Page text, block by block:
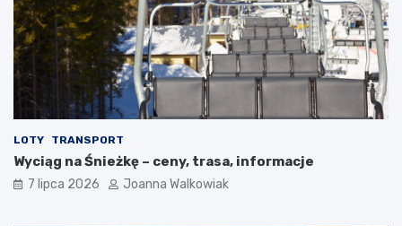
LOTY TRANSPORT
Wyciąg na Śnieżkę – ceny, trasa, informacje
7 lipca 2026 Joanna Walkowiak